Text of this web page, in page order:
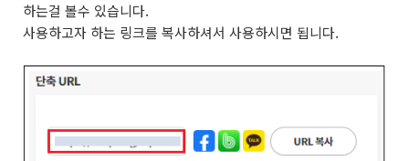
하는걸 볼수 있습니다.
사용하고자 하는 링크를 복사하셔서 사용하시면 됩니다.